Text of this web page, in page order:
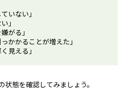
いない」
」
がる」
かかることが増えた」
見える」
状態を確認してみましょう。